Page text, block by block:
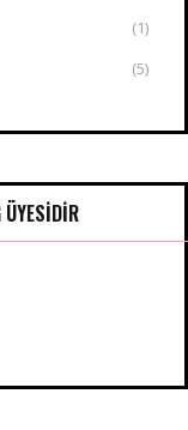
(1)
(5)
ÜYESIDIR